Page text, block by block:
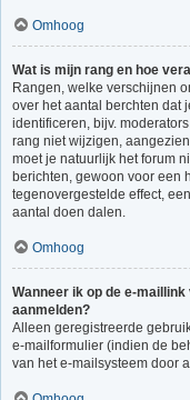
Omhoog
Wat is mijn rang en hoe
Rangen, welke verschijnen
over het aantal berchten dat
identificeren, bijv.
rang niet wijzigen,
moet je natuurlijk het forum
berichten, gewoon voor een
tegenovergestelde effect,
aantal doen dalen.
Omhoog
Wanneer ik op de e-
aanmelden?
Alleen geregistreerde
e-mailformulier (indien de
van het e-mailsysteem door